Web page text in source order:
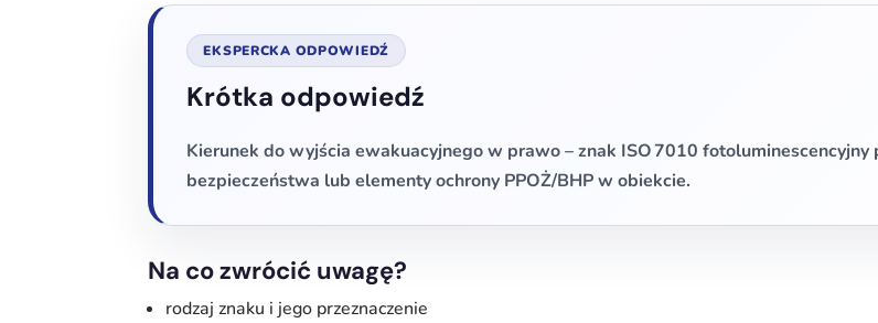
EKSPERCKA ODPOWIEDŹ
Krótka odpowiedź
Kierunek do wyjścia ewakuacyjnego w prawo – znak ISO 7010 fotoluminescencyjny
bezpieczeństwa lub elementy ochrony PPOŻ/BHP w obiekcie.
Na co zwrócić uwagę?
rodzaj znaku i jego przeznaczenie